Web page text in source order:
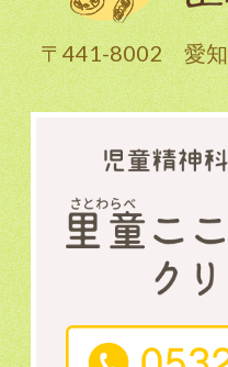
〒441-8002 愛知